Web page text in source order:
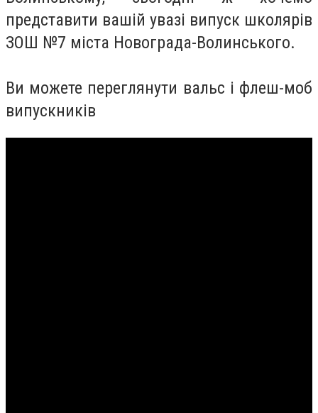
представити вашій увазі випуск школярів
ЗОШ №7 міста Новограда-Волинського.
Ви можете переглянути вальс і флеш-моб
випускників